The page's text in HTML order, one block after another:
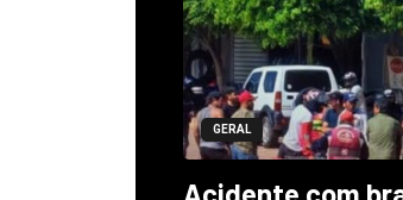
GERAL
Acidente com